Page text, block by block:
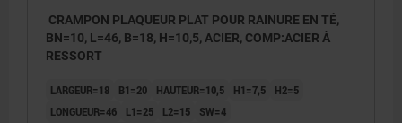
CRAMPON PLAQUEUR PLAT POUR RAINURE EN TÉ,
BN=10, L=46, B=18, H=10,5, ACIER, COMP:ACIER À
RESSORT
LARGEUR=18 B1=20 HAUTEUR=10,5 H1=7,5
H2=5
LONGUEUR=46
L1=25 L2=15
SW=4